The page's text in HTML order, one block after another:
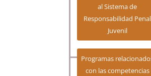
al Sistema de
Responsabilidad Penal
Juvenil
Programas
con las competencias